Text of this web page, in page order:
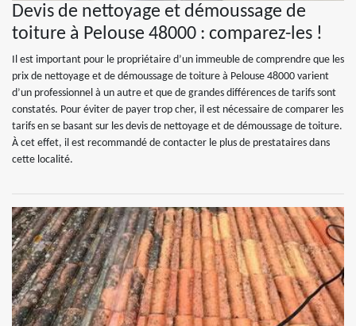
Devis de nettoyage et démoussage de
toiture à Pelouse 48000 : comparez-les !
Il est important pour le propriétaire d’un immeuble de comprendre que les
prix de nettoyage et de démoussage de toiture à Pelouse 48000 varient
d’un professionnel à un autre et que de grandes différences de tarifs sont
constatés. Pour éviter de payer trop cher, il est nécessaire de comparer les
tarifs en se basant sur les devis de nettoyage et de démoussage de toiture.
À cet effet, il est recommandé de contacter le plus de prestataires dans
cette localité.